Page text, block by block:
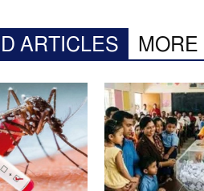
ARTICLES